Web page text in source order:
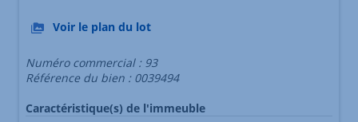
Voir le plan du lot
Numéro commercial : 93
Référence du bien : 0039494
Caractéristique(s) de l'immeuble